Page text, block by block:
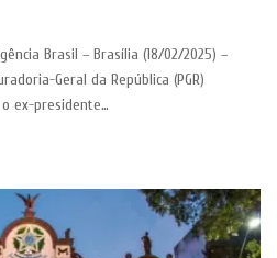
Brasil – Brasília (18/02/2025) –
Geral da República (PGR)
ex-presidente…